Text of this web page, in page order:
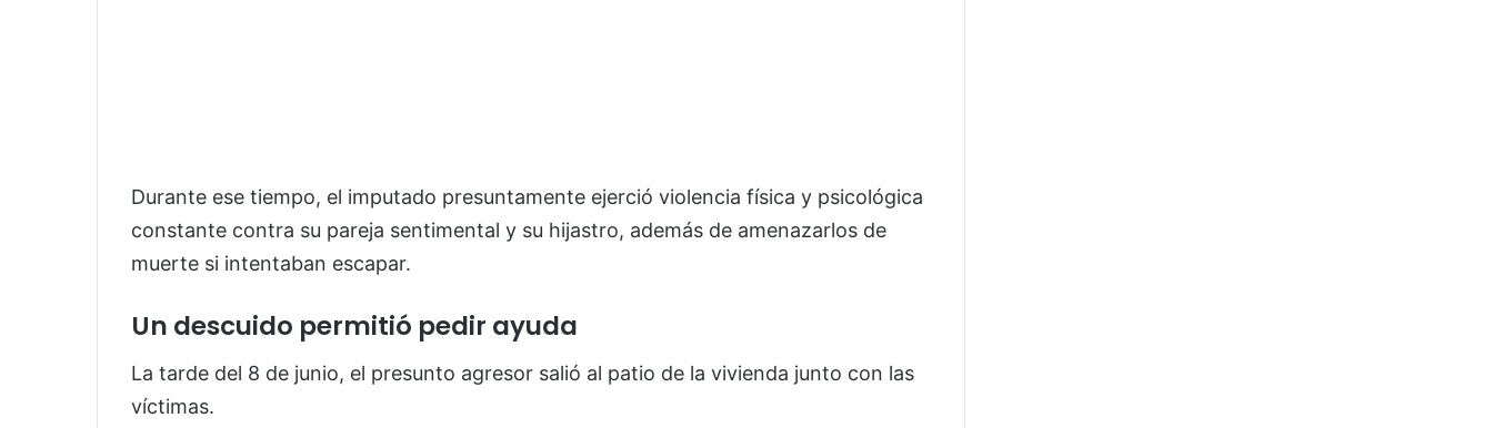
Durante ese tiempo, el imputado presuntamente ejerció violencia física y psicológica
constante contra su pareja sentimental y su hijastro, además de amenazarlos de
muerte si intentaban escapar.
Un descuido permitió pedir ayuda
La tarde del 8 de junio, el presunto agresor salió al patio de la vivienda junto con las
víctimas.